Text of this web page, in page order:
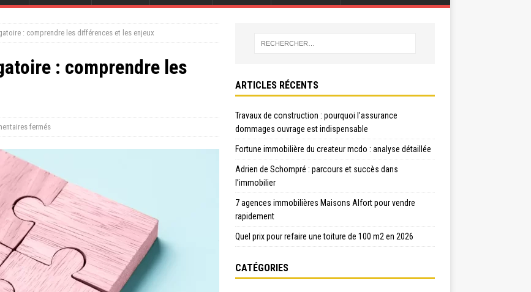
: comprendre les différences et les enjeux
: comprendre les
fermés
ARTICLES RÉCENTS
Travaux de construction : pourquoi l’assurance
dommages ouvrage est indispensable
Fortune immobilière du createur mcdo : analyse détaillée
Adrien de Schompré : parcours et succès dans
l’immobilier
7 agences immobilières Maisons Alfort pour vendre
rapidement
Quel prix pour refaire une toiture de 100 m2 en 2026
CATÉGORIES